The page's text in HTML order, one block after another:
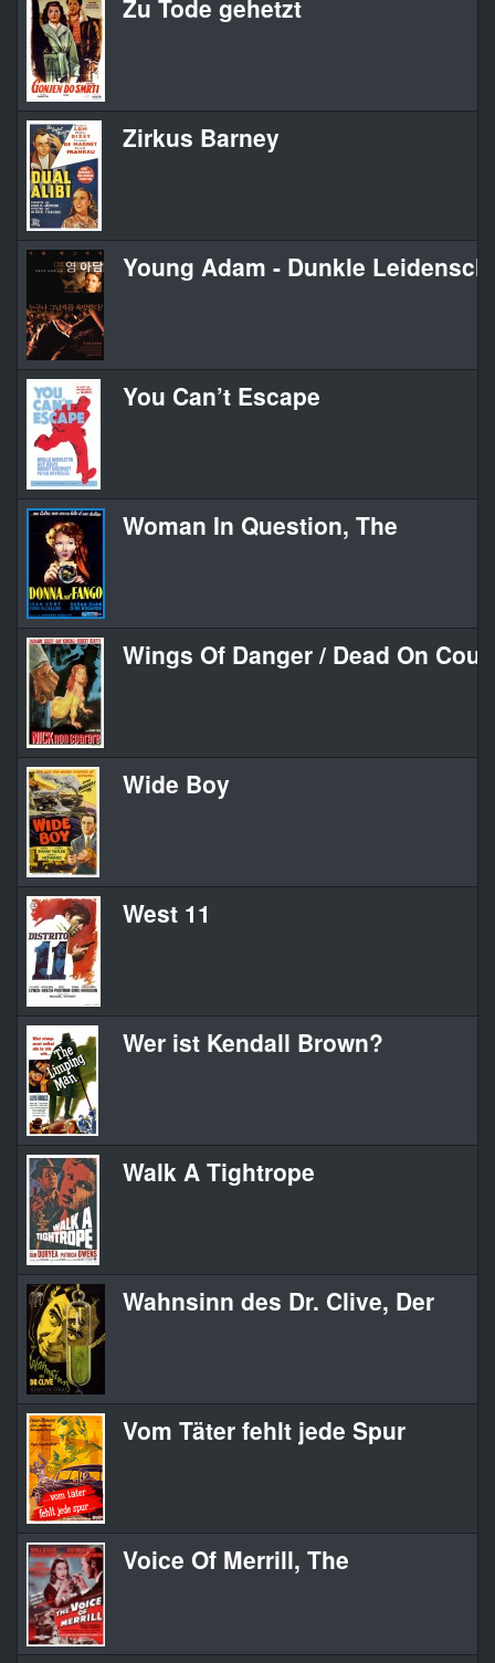
Zu Tode gehetzt
Zirkus Barney
Young Adam - Dunkle
You Can’t Escape
Woman In Question, The
Wings Of Danger / Dead On
Wide Boy
West 11
Wer ist Kendall Brown?
Walk A Tightrope
Wahnsinn des Dr. Clive, Der
Vom Täter fehlt jede Spur
Voice Of Merrill, The